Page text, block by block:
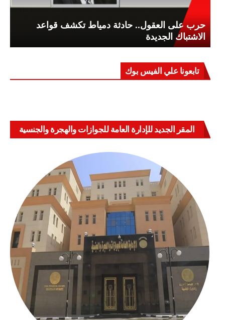
حرب على العقول.. حادثة دمياط تكشف قواعد
الاشتباك الجديدة
تابعونا علي الفيس بوك
المقر الجديد للإدارة العامة للجوازات والهجرة والجنسية